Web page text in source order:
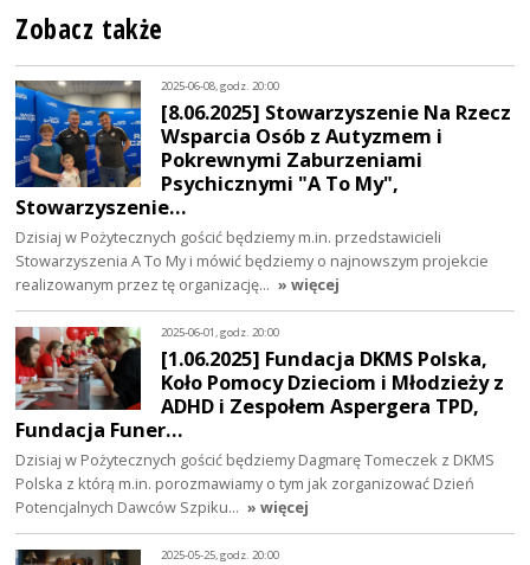
Zobacz także
2025-06-08, godz. 20:00
[8.06.2025] Stowarzyszenie Na Rzecz
Wsparcia Osób z Autyzmem i
Pokrewnymi Zaburzeniami
Psychicznymi "A To My",
Stowarzyszenie…
Dzisiaj w Pożytecznych gościć będziemy m.in. przedstawicieli
Stowarzyszenia A To My i mówić będziemy o najnowszym projekcie
realizowanym przez tę organizację… » więcej
2025-06-01, godz. 20:00
[1.06.2025] Fundacja DKMS Polska,
Koło Pomocy Dzieciom i Młodzieży z
ADHD i Zespołem Aspergera TPD,
Fundacja Funer…
Dzisiaj w Pożytecznych gościć będziemy Dagmarę Tomeczek z DKMS
Polska z którą m.in. porozmawiamy o tym jak zorganizować Dzień
Potencjalnych Dawców Szpiku… » więcej
2025-05-25, godz. 20:00